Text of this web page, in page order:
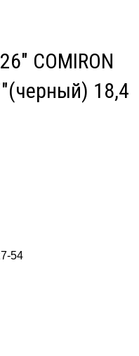
COMIRON
18,4
54